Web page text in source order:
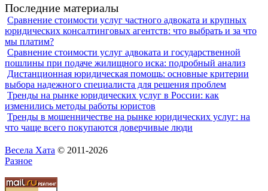
Последние материалы
Сравнение стоимости услуг частного адвоката и крупных
юридических консалтинговых агентств: что выбрать и за что
мы платим?
Сравнение стоимости услуг адвоката и государственной
пошлины при подаче жилищного иска: подробный анализ
Дистанционная юридическая помощь: основные критерии
выбора надежного специалиста для решения проблем
Тренды на рынке юридических услуг в России: как
изменились методы работы юристов
Тренды в мошенничестве на рынке юридических услуг: на
что чаще всего покупаются доверчивые люди
Весела Хата © 2011-2026
Разное